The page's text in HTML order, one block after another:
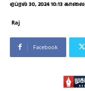
ஏப்ரல் 30, 2024 10:13 காலை
Raj
Facebook